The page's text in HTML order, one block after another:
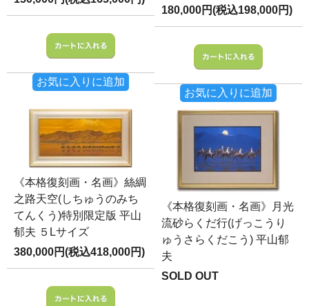
お気に入りに追加
180,000円(税込198,000円)
お気に入りに追加
《本格復刻画・名画》絲綢
之路天空(しちゅうのみち
てんくう)特別限定版 平山
郁夫 ５Lサイズ
380,000円(税込418,000円)
《本格復刻画・名画》月光
流砂らくだ行(げっこうり
ゅうさらくだこう) 平山郁
夫
SOLD OUT